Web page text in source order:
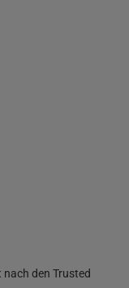
den Trusted